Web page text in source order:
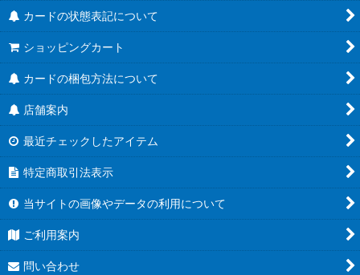
ブースターパック第19弾「天魔八虐」
コラボパック「プリンセスコネクト！Re:Dive」
プレミアムカードセット「プリンセスコネクト！Re:Dive」
ブースターパック第18弾「新約都市・透京」
EXビギナーデッキ
ブースターパック第17弾「ConvergentDestinies/コンヴァージ
EXコラボパック「アイドルマスター シンデレラガールズ」
ブースターパック第16弾「新たなる創世」
カードの状態表記について
ショッピングカート
カードの梱包方法について
店舗案内
最近チェックしたアイテム
特定商取引法表示
当サイトの画像やデータの利用について
ご利用案内
問い合わせ